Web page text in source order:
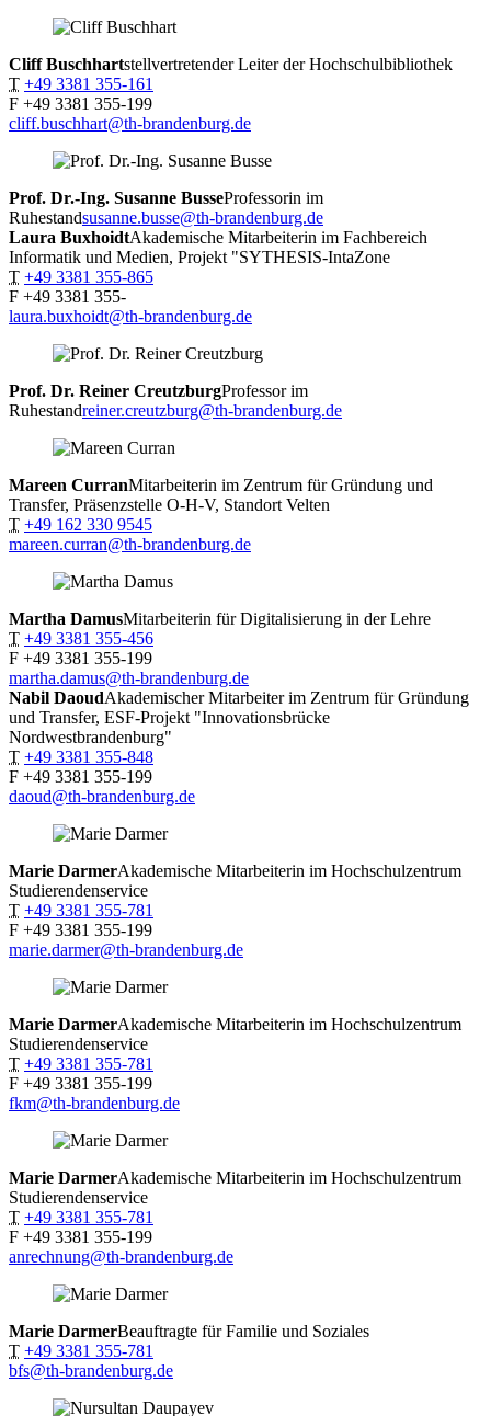
CliffBuschhartstellvertretender Leiter der Hochschulbibliothek
T +49 3381 355-161
F +49 3381 355-199
cliff.buschhart@th-brandenburg.de
Prof. Dr.-Ing. Susanne BusseProfessorin im
Ruhestandsusanne.busse@th-brandenburg.de
Laura BuxhoidtAkademische Mitarbeiterin im Fachbereich
Informatik und Medien, Projekt "SYTHESIS-IntaZone
T +49 3381 355-865
F +49 3381 355-
laura.buxhoidt@th-brandenburg.de
Prof. Dr. Reiner CreutzburgProfessor im
Ruhestandreiner.creutzburg@th-brandenburg.de
Mareen CurranMitarbeiterin im Zentrum für Gründung und
Transfer, Präsenzstelle O-H-V, Standort Velten
T +49 162 330 9545
mareen.curran@th-brandenburg.de
Martha DamusMitarbeiterin für Digitalisierung in der Lehre
T +49 3381 355-456
F +49 3381 355-199
martha.damus@th-brandenburg.de
Nabil DaoudAkademischer Mitarbeiter im Zentrum für Gründung
und Transfer, ESF-Projekt "Innovationsbrücke
Nordwestbrandenburg"
T +49 3381 355-848
F +49 3381 355-199
daoud@th-brandenburg.de
Marie DarmerAkademische Mitarbeiterin im Hochschulzentrum
Studierendenservice
T +49 3381 355-781
F +49 3381 355-199
marie.darmer@th-brandenburg.de
Marie DarmerAkademische Mitarbeiterin im Hochschulzentrum
Studierendenservice
T +49 3381 355-781
F +49 3381 355-199
fkm@th-brandenburg.de
Marie DarmerAkademische Mitarbeiterin im Hochschulzentrum
Studierendenservice
T +49 3381 355-781
F +49 3381 355-199
anrechnung@th-brandenburg.de
Marie DarmerBeauftragte für Familie und Soziales
T +49 3381 355-781
bfs@th-brandenburg.de